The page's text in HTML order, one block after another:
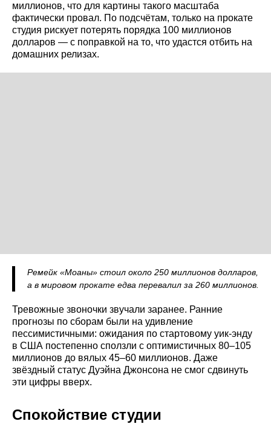
миллионов, что для картины такого масштаба
фактически провал. По подсчётам, только на прокате
студия рискует потерять порядка 100 миллионов
долларов — с поправкой на то, что удастся отбить на
домашних релизах.
Ремейк «Моаны» стоил около 250 миллионов долларов,
а в мировом прокате едва перевалил за 260 миллионов.
Тревожные звоночки звучали заранее. Ранние
прогнозы по сборам были на удивление
пессимистичными: ожидания по стартовому уик-энду
в США постепенно сползли с оптимистичных 80–105
миллионов до вялых 45–60 миллионов. Даже
звёздный статус Дуэйна Джонсона не смог сдвинуть
эти цифры вверх.
Спокойствие студии